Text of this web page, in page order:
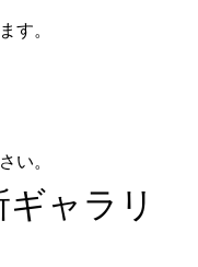
す。
い。
ャラリ